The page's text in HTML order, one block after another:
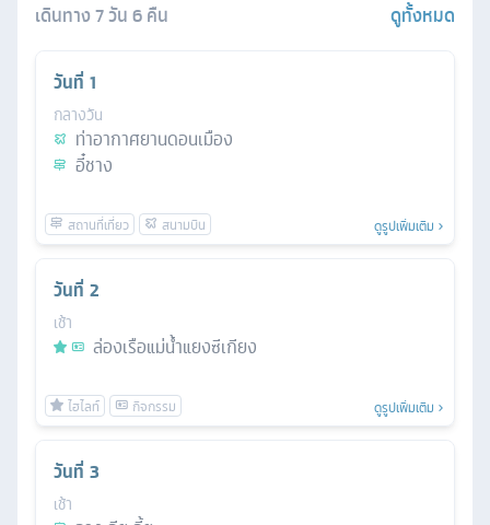
เดินทาง7วัน6คืน ดูทั้งหมด
วันที่ 1
กลางวัน
ท่าอากาศยานดอนเมือง
อี๋ชาง
ดูรูปเพิ่มเติม
วันที่ 2
เช้า
ล่องเรือแม่น้ำแยงซีเกียง
ดูรูปเพิ่มเติม
วันที่ 3
เช้า